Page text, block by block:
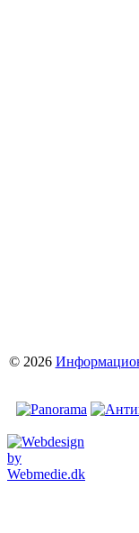
© 2026